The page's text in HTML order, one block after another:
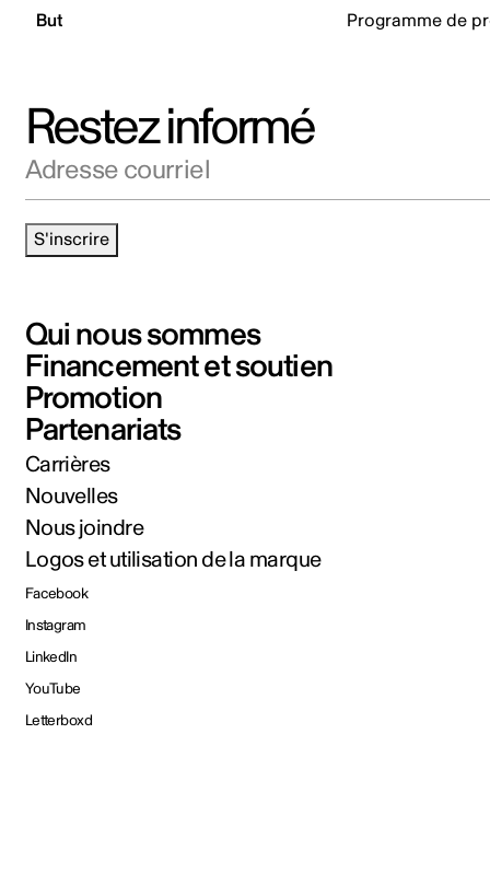
But Programme de
Restez informé
S'inscrire
Qui nous sommes
Financement et soutien
Promotion
Partenariats
Carrières
Nouvelles
Nous joindre
Logos et utilisation de la marque
Facebook
Instagram
LinkedIn
YouTube
Letterboxd